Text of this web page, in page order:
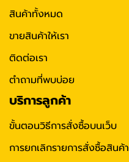
สินค้าทั้งหมด
ขายสินค้าให้เรา
ติดต่อเรา
ตำถามที่พบบ่อย
บริการลูกค้า
ขั้นตอนวิธีการสั่งซื้อบนเว็บ
การยกเลิกรายการสั่งซื้อสินค้า